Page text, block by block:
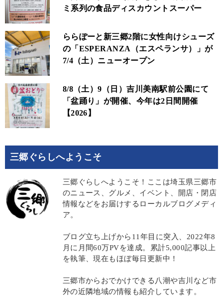
ミ系列の食品ディスカウントスーパー
ららぽーと新三郷2階に女性向けシューズ
の「ESPERANZA（エスペランサ）」が
7/4（土）ニューオープン
8/8（土）9（日）吉川美南駅前公園にて
「盆踊り」が開催、今年は2日間開催
【2026】
三郷ぐらしへようこそ
三郷ぐらしへようこそ！ここは埼玉県三郷市
のニュース、グルメ、イベント、開店・閉店
情報などをお届けするローカルブログメディ
ア。
ブログ立ち上げから11年目に突入、2022年8
月に月間60万PVを達成。累計5,000記事以上
を執筆、現在もほぼ毎日更新中！
三郷市からおでかけできる八潮や吉川など市
外の近隣地域の情報も紹介しています。